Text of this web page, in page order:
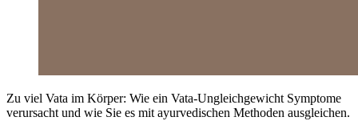
Zu viel Vata im Körper: Wie ein Vata-Ungleichgewicht Symptome
verursacht und wie Sie es mit ayurvedischen Methoden ausgleichen.